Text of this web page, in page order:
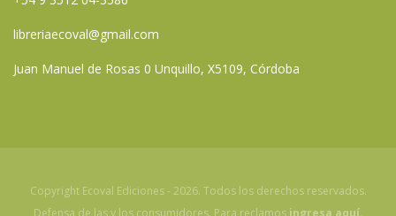
libreriaecoval@gmail.com
Juan Manuel de Rosas 0 Unquillo, X5109, Córdoba
Copyright Ecoval Ediciones - 2026. Todos los derechos reservados.
Defensa de las y los consumidores. Para reclamos ingresa aquí.